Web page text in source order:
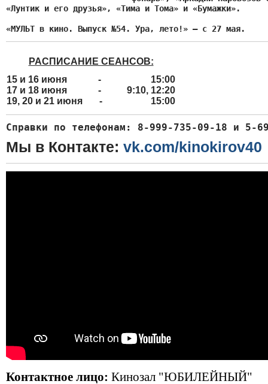
«Лунтик и его друзья», «Тима и Тома» и «Бумажки».
«МУЛЬТ в кино. Выпуск №54. Ура, лето!» — с 27 мая.
РАСПИСАНИЕ СЕАНСОВ:
15 и 16 июня -
15:00
17 и 18 июня -
9:10, 12:20
19, 20 и 21 июня -
15:00
Справки по телефонам: 8-999-735-09-18 и 5-
Мы в Контакте: vk.com/kinokirov40
Контактное лицо: Кинозал "ЮБИЛЕЙНЫЙ"